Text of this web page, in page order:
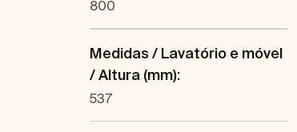
800
Medidas / Lavatório e móvel
/ Altura (mm):
537